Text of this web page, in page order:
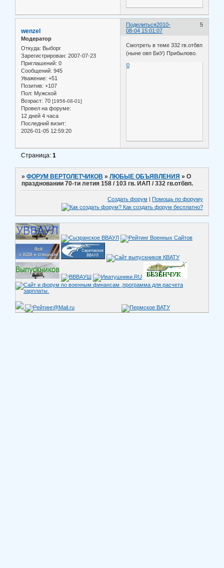
Поделиться 5
2010-
08-04 15:01:07
wenzel
Модератор
Откуда: Выборг
Зарегистрирован: 2007-07-23
Приглашений: 0
Сообщений: 945
Уважение: +51
Позитив: +107
Пол: Мужской
Возраст: 70 [1956-08-01]
Провел на форуме:
12 дней 4 часа
Последний визит:
2026-01-05 12:59:20
Смотреть в теме 332 гв.отбвп
(ныне овп БиУ) Прибылово.
0
Страница:1
»ФОРУМ ВЕРТОЛЕТЧИКОВ »ЛЮБЫЕ ОБЪЯВЛЕНИЯ »О
праздновании 70-ти летия 158 / 103 гв. ИАП / 332 гв.отбвп.
Создать форум | Помощь по форуму